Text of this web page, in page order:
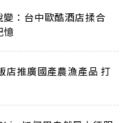
：台中歐酷酒店揉合
憶
店推廣國產農漁產品 打